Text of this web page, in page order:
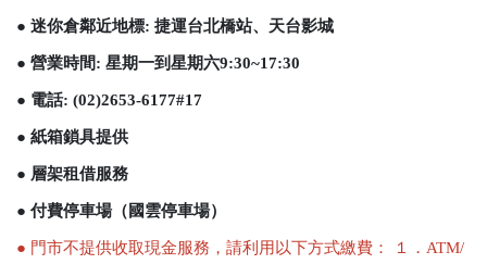
● 迷你倉鄰近地標: 捷運台北橋站、天台影城
● 營業時間: 星期一到星期六9:30~17:30
● 電話: (02)2653-6177#17
● 紙箱鎖具提供
● 層架租借服務
● 付費停車場（國雲停車場）
● 門市不提供收取現金服務，請利用以下方式繳費： １．ATM/